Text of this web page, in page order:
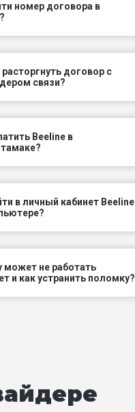
проезд
пер
пер
пер
тракт
номер договора в
договор с
связи?
Beeline в
в личный кабинет Beeline
может не работать
и как устранить поломку?